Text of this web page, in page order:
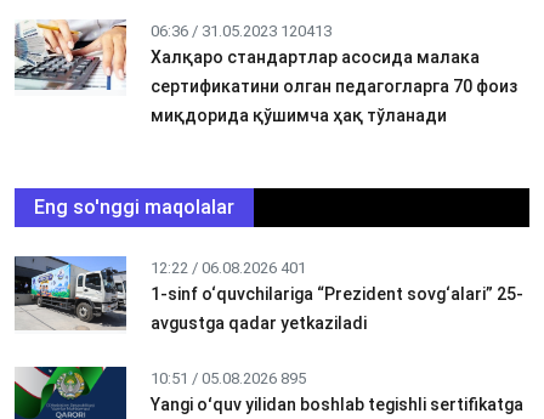
06:36 / 31.05.2023 120413
Халқаро стандартлар асосида малака
сертификатини олган педагогларга 70 фоиз
миқдорида қўшимча ҳақ тўланади
Eng so'nggi maqolalar
12:22 / 06.08.2026 401
1-sinf o‘quvchilariga “Prezident sovg‘alari” 25-
avgustga qadar yetkaziladi
10:51 / 05.08.2026 895
Yangi oʻquv yilidan boshlab tegishli sertifikatga